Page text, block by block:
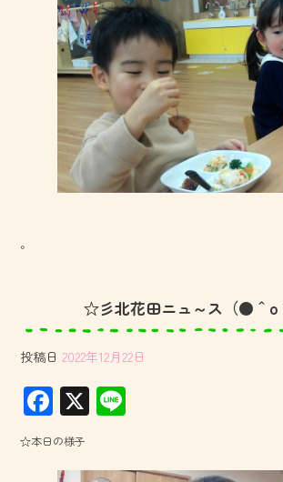
。
☆彡北花田ニュ～ス（●＾o
投稿日 2022年12月22日
F
ac
e
X
☆本日の様子